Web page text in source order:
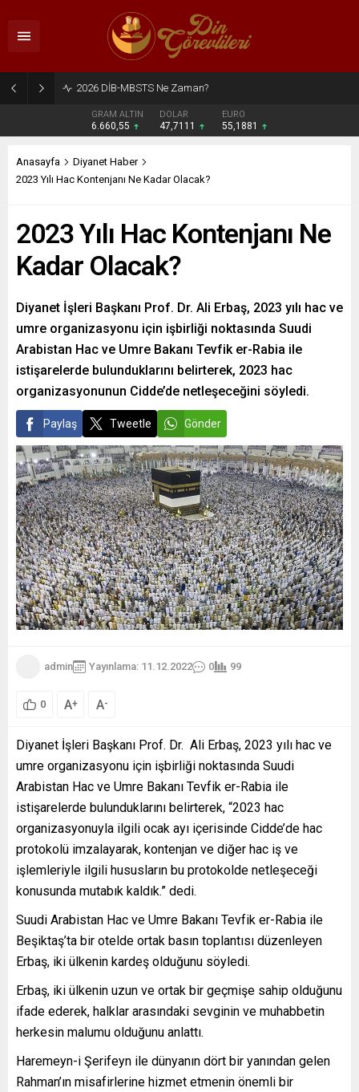
2026 DİB-MBSTS Ne Zaman?
GRAM ALTIN
6.660,55
DOLAR
47,7111
EURO
55,1881
Anasayfa
Diyanet Haber
2023 Yılı Hac Kontenjanı Ne Kadar Olacak?
2023 Yılı Hac Kontenjanı Ne
Kadar Olacak?
Diyanet İşleri Başkanı Prof. Dr. Ali Erbaş, 2023 yılı hac ve
umre organizasyonu için işbirliği noktasında Suudi
Arabistan Hac ve Umre Bakanı Tevfik er-Rabia ile
istişarelerde bulunduklarını belirterek, 2023 hac
organizasyonunun Cidde’de netleşeceğini söyledi.
Paylaş Tweetle Gönder
admin Yayınlama: 11.12.2022 0 99
0 A+ A-
Diyanet İşleri Başkanı Prof. Dr. Ali Erbaş, 2023 yılı hac ve
umre organizasyonu için işbirliği noktasında Suudi
Arabistan Hac ve Umre Bakanı Tevfik er-Rabia ile
istişarelerde bulunduklarını belirterek, “2023 hac
organizasyonuyla ilgili ocak ayı içerisinde Cidde’de hac
protokolü imzalayarak, kontenjan ve diğer hac iş ve
işlemleriyle ilgili hususların bu protokolde netleşeceği
konusunda mutabık kaldık.” dedi.
Suudi Arabistan Hac ve Umre Bakanı Tevfik er-Rabia ile
Beşiktaş’ta bir otelde ortak basın toplantısı düzenleyen
Erbaş, iki ülkenin kardeş olduğunu söyledi.
Erbaş, iki ülkenin uzun ve ortak bir geçmişe sahip olduğunu
ifade ederek, halklar arasındaki sevginin ve muhabbetin
herkesin malumu olduğunu anlattı.
Haremeyn-i Şerifeyn ile dünyanın dört bir yanından gelen
Rahman’ın misafirlerine hizmet etmenin önemli bir